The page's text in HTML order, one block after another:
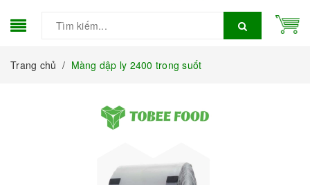
Trang chủ / Màng dập ly 2400 trong suốt